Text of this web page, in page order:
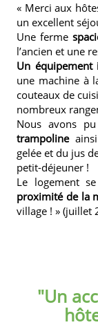
« Merci aux
un excellent
Une ferme
l’ancien et une
Un équipement
une machine à
couteaux de
nombreux
Nous avons
trampoline
gelée et du jus
petit-déjeuner !
Le logement
proximité de la
village ! » (juillet
"Un